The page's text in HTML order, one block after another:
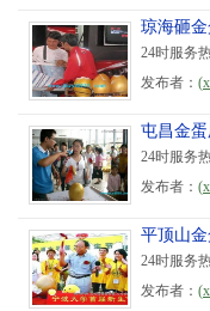
琼海砸
24时服务
发布者： (
屯昌金
24时服务
发布者： (
平顶山
24时服务
发布者： (